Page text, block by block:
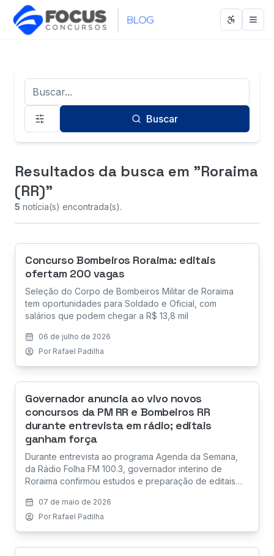
Abrir
Termo de Busca
Buscar
Resultados da busca em "Roraima
(RR)"
5 notícia(s) encontrada(s).
Concurso Bombeiros Roraima: editais
ofertam 200 vagas
Seleção do Corpo de Bombeiros Militar de Roraima
tem oportunidades para Soldado e Oficial, com
salários que podem chegar a R$ 13,8 mil
06 de julho de 2026
Por Rafael Padilha
Governador anuncia ao vivo novos
concursos da PM RR e Bombeiros RR
durante entrevista em rádio; editais
ganham força
Durante entrevista ao programa Agenda da Semana,
da Rádio Folha FM 100.3, governador interino de
Roraima confirmou estudos e preparação de editais
é de até 600 vagas para a PM RR e novo concurso
iminente para o Corpo de Bombeiros.
07 de maio de 2026
Por Rafael Padilha